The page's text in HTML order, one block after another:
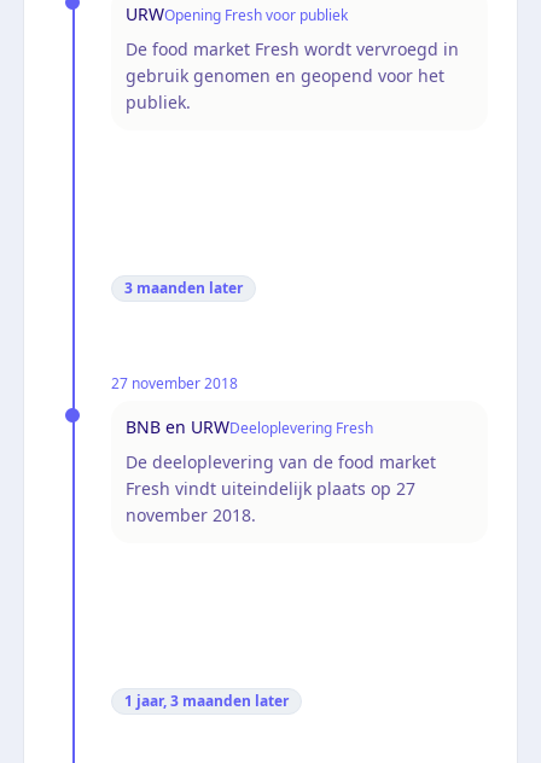
URWOpening Fresh voor publiek
De food market Fresh wordt vervroegd in
gebruik genomen en geopend voor het
publiek.
3 maanden later
27 november 2018
BNB en URWDeeloplevering Fresh
De deeloplevering van de food market
Fresh vindt uiteindelijk plaats op 27
november 2018.
1 jaar, 3 maanden later